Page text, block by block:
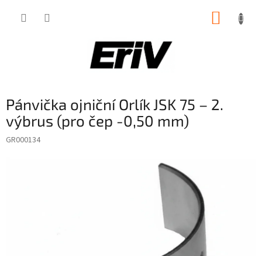
Pánvička ojniční Orlík JSK 75 – 2.
výbrus (pro čep -0,50 mm)
GR000134